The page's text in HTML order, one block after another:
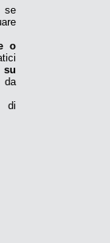
se
o
su
da
di